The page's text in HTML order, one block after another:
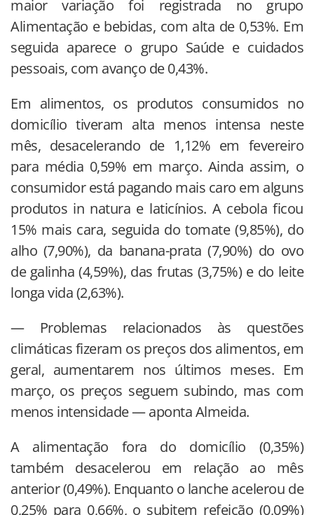
maior variação foi registrada no grupo
Alimentação e bebidas, com alta de 0,53%. Em
seguida aparece o grupo Saúde e cuidados
pessoais, com avanço de 0,43%.
Em alimentos, os produtos consumidos no
domicílio tiveram alta menos intensa neste
mês, desacelerando de 1,12% em fevereiro
para média 0,59% em março. Ainda assim, o
consumidor está pagando mais caro em alguns
produtos in natura e laticínios. A cebola ficou
15% mais cara, seguida do tomate (9,85%), do
alho (7,90%), da banana-prata (7,90%) do ovo
de galinha (4,59%), das frutas (3,75%) e do leite
longa vida (2,63%).
— Problemas relacionados às questões
climáticas fizeram os preços dos alimentos, em
geral, aumentarem nos últimos meses. Em
março, os preços seguem subindo, mas com
menos intensidade — aponta Almeida.
A alimentação fora do domicílio (0,35%)
também desacelerou em relação ao mês
anterior (0,49%). Enquanto o lanche acelerou de
0,25% para 0,66%, o subitem refeição (0,09%)